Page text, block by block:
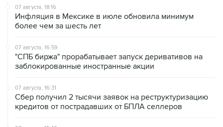
07 августа, 18:16
Инфляция в Мексике в июле обновила минимум
более чем за шесть лет
07 августа, 16:59
"СПБ биржа" прорабатывает запуск деривативов на
заблокированные иностранные акции
07 августа, 16:31
Сбер получил 2 тысячи заявок на реструктуризацию
кредитов от пострадавших от БПЛА селлеров